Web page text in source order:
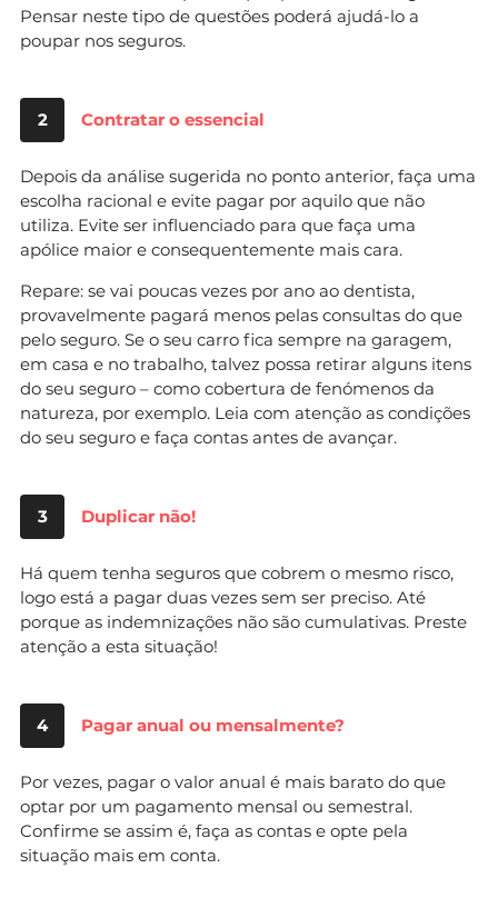
Pensar neste tipo de questões poderá ajudá-lo a
poupar nos seguros.
2 Contratar o essencial
Depois da análise sugerida no ponto anterior, faça uma
escolha racional e evite pagar por aquilo que não
utiliza. Evite ser influenciado para que faça uma
apólice maior e consequentemente mais cara.
Repare: se vai poucas vezes por ano ao dentista,
provavelmente pagará menos pelas consultas do que
pelo seguro. Se o seu carro fica sempre na garagem,
em casa e no trabalho, talvez possa retirar alguns itens
do seu seguro – como cobertura de fenómenos da
natureza, por exemplo. Leia com atenção as condições
do seu seguro e faça contas antes de avançar.
3 Duplicar não!
Há quem tenha seguros que cobrem o mesmo risco,
logo está a pagar duas vezes sem ser preciso. Até
porque as indemnizações não são cumulativas. Preste
atenção a esta situação!
4 Pagar anual ou mensalmente?
Por vezes, pagar o valor anual é mais barato do que
optar por um pagamento mensal ou semestral.
Confirme se assim é, faça as contas e opte pela
situação mais em conta.